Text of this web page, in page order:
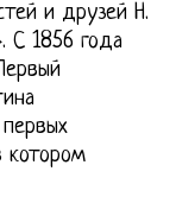
и друзей Н.
С 1856 года
котором